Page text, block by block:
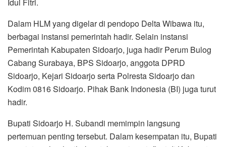
Dalam HLM yang digelar di pendopo Delta Wibawa itu,
berbagai instansi pemerintah hadir. Selain instansi
Pemerintah Kabupaten Sidoarjo, juga hadir Perum Bulog
Cabang Surabaya, BPS Sidoarjo, anggota DPRD
Sidoarjo, Kejari Sidoarjo serta Polresta Sidoarjo dan
Kodim 0816 Sidoarjo. Pihak Bank Indonesia (BI) juga turut
hadir.
Bupati Sidoarjo H. Subandi memimpin langsung
pertemuan penting tersebut. Dalam kesempatan itu, Bupati